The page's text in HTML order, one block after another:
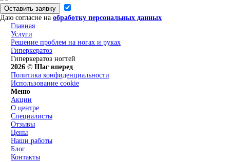
Оставить заявку
Даю согласие на обработку персональных данных
Главная
Услуги
Решение проблем на ногах и руках
Гиперкератоз
Гиперкератоз ногтей
2026 © Шаг вперед
Политика конфиденциальности
Использование cookie
Меню
Акции
О центре
Специалисты
Отзывы
Цены
Наши работы
Блог
Контакты